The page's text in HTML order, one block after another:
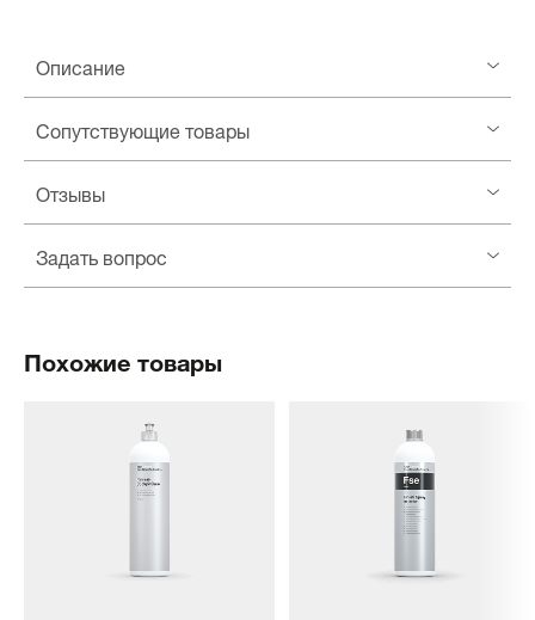
Описание
Сопутствующие товары
Отзывы
Задать вопрос
Похожие товары